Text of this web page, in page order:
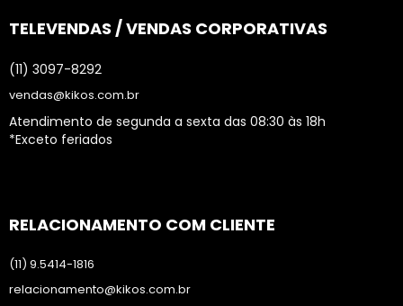
TELEVENDAS / VENDAS CORPORATIVAS
(11) 3097-8292
vendas@kikos.com.br
Atendimento de segunda a sexta das 08:30 às 18h
*Exceto feriados
RELACIONAMENTO COM CLIENTE
(11) 9.5414-1816
relacionamento@kikos.com.br